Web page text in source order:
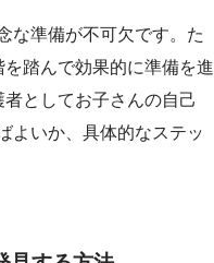
な準備が不可欠です。た
踏んで効果的に準備を進
としてお子さんの自己
よいか、具体的なステッ